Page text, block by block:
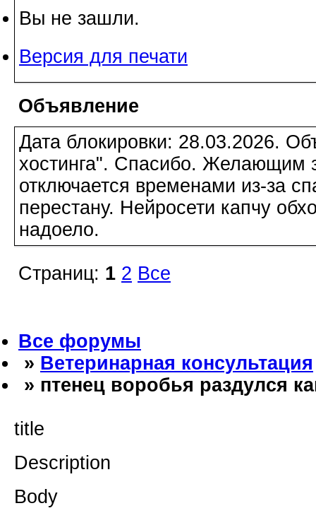
Вы не зашли.
Версия для печати
Объявление
Дата блокировки: 28.03.2026.
хостинга". Спасибо. Желающим
отключается временами из-за
перестану. Нейросети капчу
надоело.
Страниц: 1 2 Все
Все форумы
» Ветеринарная консультация
» птенец воробья раздулся
title
Description
Body